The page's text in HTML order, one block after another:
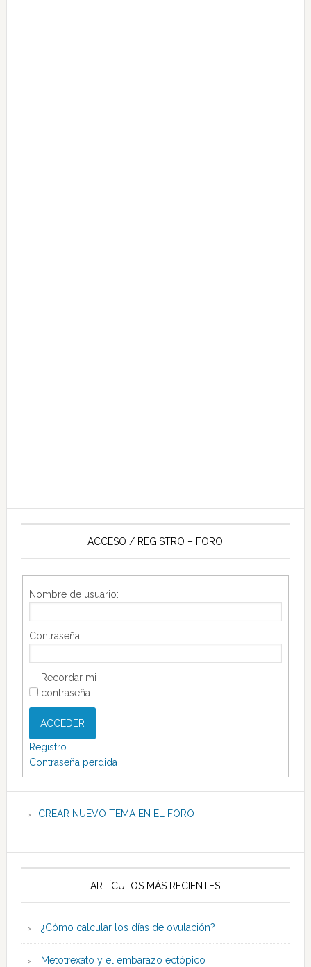
ACCESO / REGISTRO – FORO
Nombre de usuario:
Contraseña:
Recordar mi
contraseña
ACCEDER
Registro
Contraseña perdida
CREAR NUEVO TEMA EN EL FORO
ARTÍCULOS MÁS RECIENTES
¿Cómo calcular los días de ovulación?
Metotrexato y el embarazo ectópico